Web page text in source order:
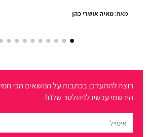
מאת:מאיה אושרי כהן
רוצה להתעדכן בכתבות על הנושאים הכי חמים?
הירשמי עכשיו לניוזלטר שלנו!